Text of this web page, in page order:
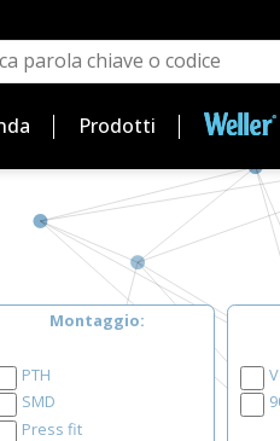
Prodotti
Montaggio
PTH
SMD
Press fit